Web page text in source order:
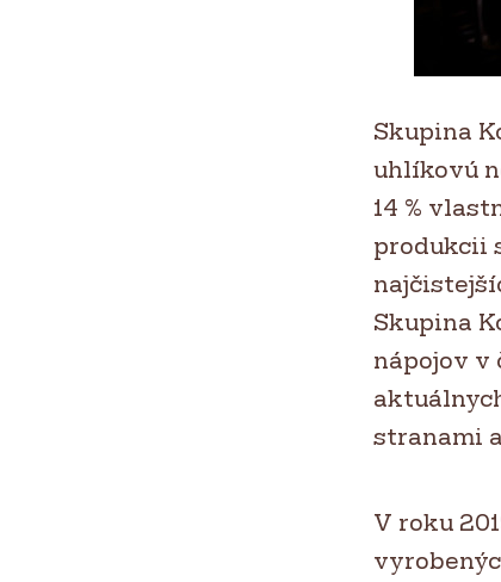
Skupina
uhlíkovú
14 %
produkcii
Skupina
nápojov v
stranami
V roku